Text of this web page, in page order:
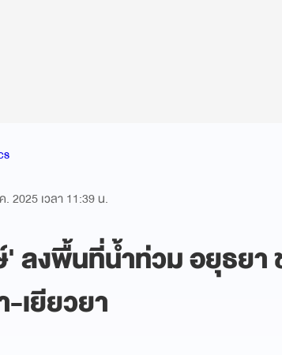
. 2025 เวลา 11:39 น.
ลงพื้นที่น้ำท่วม อยุธยา
-เยียวยา